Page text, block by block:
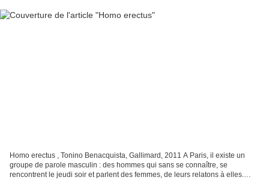
Homo erectus , Tonino Benacquista, Gallimard, 2011 A Paris, il existe un
groupe de parole masculin : des hommes qui sans se connaître, se
rencontrent le jeudi soir et parlent des femmes, de leurs relatons à elles.